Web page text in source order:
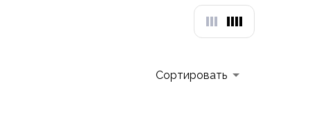
Сортировать